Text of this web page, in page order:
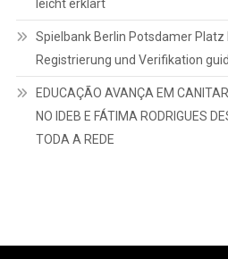
leicht erklärt
Spielbank Berlin Potsdamer
Registrierung und Verifikation
EDUCAÇÃO AVANÇA EM
NO IDEB E FÁTIMA RODRIGUES
TODA A REDE